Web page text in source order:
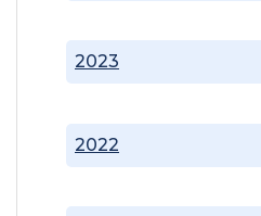
2022
2023